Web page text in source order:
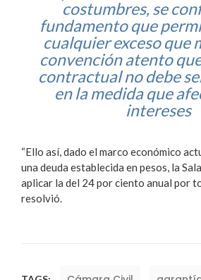
costumbres, se
fundamento que
cualquier exceso que
convención atento
contractual no debe
en la medida que
intereses
“Ello así, dado el marco económico
una deuda establecida en pesos, la
aplicar la del 24 por ciento anual por
resolvió.